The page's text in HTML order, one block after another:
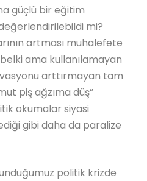
güçlü bir eğitim
mi?
artması muhalefete
ama kullanılamayan
arttırmayan tam
piş ağzıma düş”
okumalar siyasi
gibi daha da paralize
politik krizde